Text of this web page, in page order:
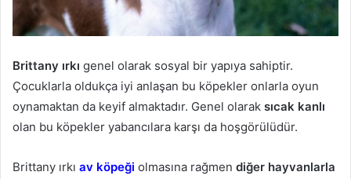
Brittany ırkı genel olarak sosyal bir yapıya sahiptir.
Çocuklarla oldukça iyi anlaşan bu köpekler onlarla oyun
oynamaktan da keyif almaktadır. Genel olarak sıcak kanlı
olan bu köpekler yabancılara karşı da hoşgörülüdür.
Brittany ırkı av köpeği olmasına rağmen diğer hayvanlarla